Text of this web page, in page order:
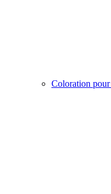
Coloration